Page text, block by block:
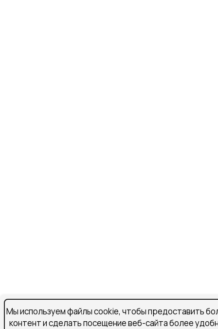
Мы используем файлы cookie, чтобы предоставить
контент и сделать посещение веб-сайта более